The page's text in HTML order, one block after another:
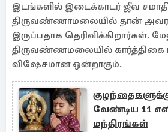
இடங்களில் இடைக்காடர் ஜீவ
திருவண்ணாமலையில் தான்
இருப்பதாக தெரிவிக்கிறார்கள்.
திருவண்ணமலையில் கார்த்திகை
விஷேசமான ஒன்றாகும்.
வேண்டிய 11
மந்திரங்கள்